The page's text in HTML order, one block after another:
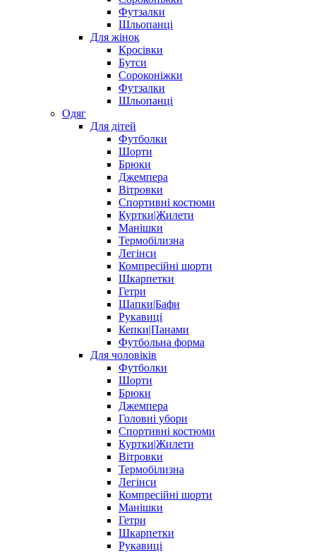
Футзалки
Шльопанці
Для жінок
Кросівки
Бутси
Сороконіжки
Футзалки
Шльопанці
Одяг
Для дітей
Футболки
Шорти
Брюки
Джемпера
Вітровки
Спортивні костюми
Куртки|Жилети
Манішки
Термобілизна
Легінси
Компресійні шорти
Шкарпетки
Гетри
Шапки|Бафи
Рукавиці
Кепки|Панами
Футбольна форма
Для чоловіків
Футболки
Шорти
Брюки
Джемпера
Головні убори
Спортивні костюми
Куртки|Жилети
Вітровки
Термобілизна
Легінси
Компресійні шорти
Манішки
Гетри
Шкарпетки
Рукавиці